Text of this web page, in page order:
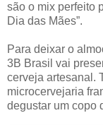
são o mix perfeito
Dia das Mães”.
Para deixar o
3B Brasil vai
cerveja artesanal.
microcervejaria
degustar um copo